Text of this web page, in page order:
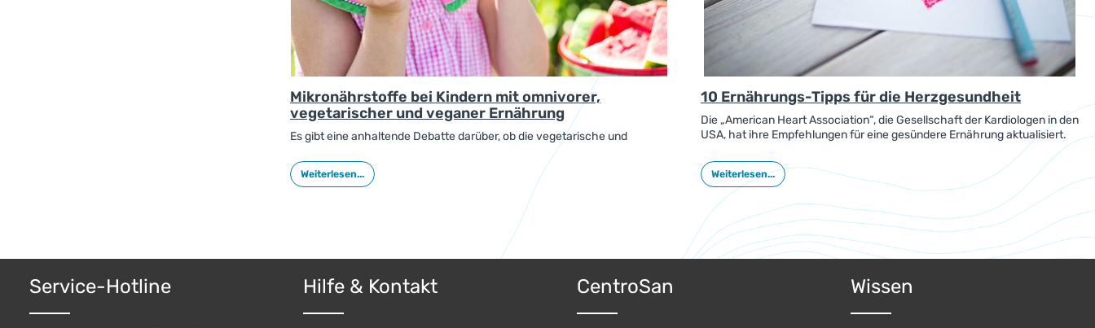
Mikronährstoffe bei Kindern mit omnivorer,
vegetarischer und veganer Ernährung
Es gibt eine anhaltende Debatte darüber, ob die vegetarische und
vegane Ernährung in der frühen Kindheit ernährungsphysiologisch
angemessen sind. In einer Studie wurden sie zusammen mit der
fleischhaltigen Ernährung in Bezug auf die Versorgung mit Makro- und
Mikronährstoffen bei kleinen Kindern untersucht.
Weiterlesen...
10 Ernährungs-Tipps für die Herzgesundheit
Die „American Heart Association“, die Gesellschaft der Kardiologen in den
USA, hat ihre Empfehlungen für eine gesündere Ernährung aktualisiert.
Ziel ist es, die kardiovaskuläre Gesundheit zu verbessern und das Risiko
für Herz-Kreislauf-Krankheiten zu verringern.
Weiterlesen...
Service-Hotline Hilfe & Kontakt CentroSan Wissen